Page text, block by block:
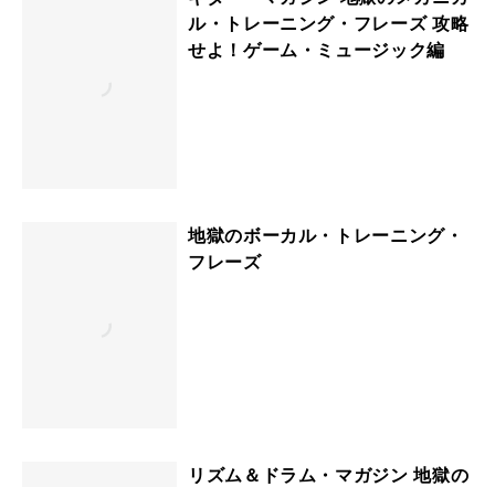
ル・トレーニング・フレーズ 攻略
せよ！ゲーム・ミュージック編
地獄のボーカル・トレーニング・
フレーズ
リズム＆ドラム・マガジン 地獄の